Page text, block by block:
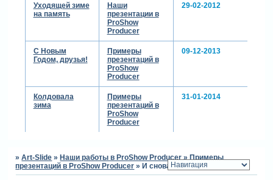
Уходящей зиме
на память
Наши
презентации в
ProShow
Producer
29-02-2012
С Новым
Годом, друзья!
Примеры
презентаций в
ProShow
Producer
09-12-2013
Колдовала
зима
Примеры
презентаций в
ProShow
Producer
31-01-2014
»Art-Slide »Наши работы в ProShow Producer »Примеры
презентаций в ProShow Producer »И снова снежинки